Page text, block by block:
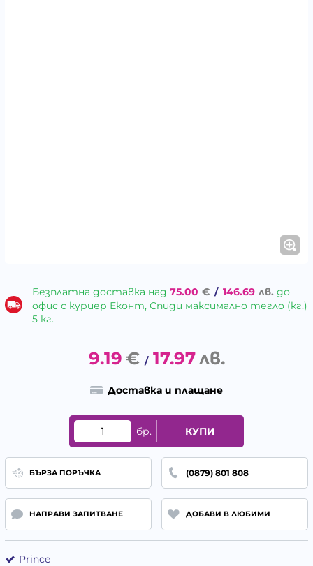
Безплатна доставка над 75.00 € / 146.69 лв. до
офис с куриер Еконт, Спиди максимално тегло (кг.)
5 кг.
9.19 € / 17.97лв.
Доставка и плащане
бр. КУПИ
БЪРЗА ПОРЪЧКА (0879) 801 808
НАПРАВИ ЗАПИТВАНЕ ДОБАВИ В ЛЮБИМИ
Prince